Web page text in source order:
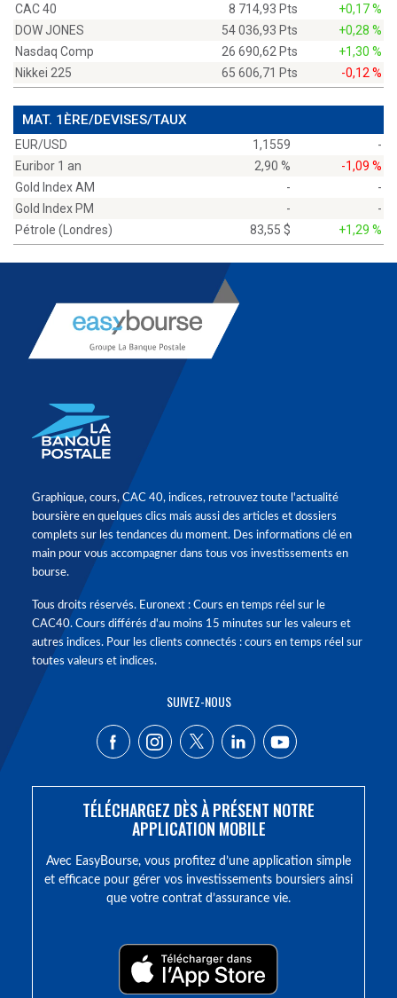
CAC 40 8 714,93 Pts
+0,17 %
DOW JONES
54 036,93 Pts
+0,28 %
Nasdaq Comp
26 690,62 Pts
+1,30 %
Nikkei 225
65 606,71 Pts -0,12 %
MAT. 1ÈRE/DEVISES/TAUX
EUR/USD 1,1559
-
Euribor 1 an
2,90 %
-1,09 %
Gold Index AM
-
-
Gold Index PM
-
-
Pétrole (Londres)
83,55 $ +1,29 %
Graphique, cours, CAC 40, indices, retrouvez toute l'actualité
boursière en quelques clics mais aussi des articles et dossiers
complets sur les tendances du moment. Des informations clé en
main pour vous accompagner dans tous vos investissements en
bourse.
Tous droits réservés. Euronext : Cours en temps réel sur le
CAC40. Cours différés d'au moins 15 minutes sur les valeurs et
autres indices. Pour les clients connectés : cours en temps réel sur
toutes valeurs et indices.
SUIVEZ-NOUS
TÉLÉCHARGEZ DÈS À PRÉSENT NOTRE
APPLICATION MOBILE
Avec EasyBourse, vous profitez d’une application simple
et efficace pour gérer vos investissements boursiers ainsi
que votre contrat d’assurance vie.